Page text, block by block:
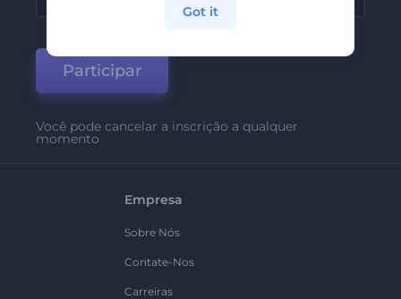
Participar
Você pode cancelar a inscrição a qualquer
momento
Empresa
Sobre Nós
Contate-Nos
Carreiras
Got it